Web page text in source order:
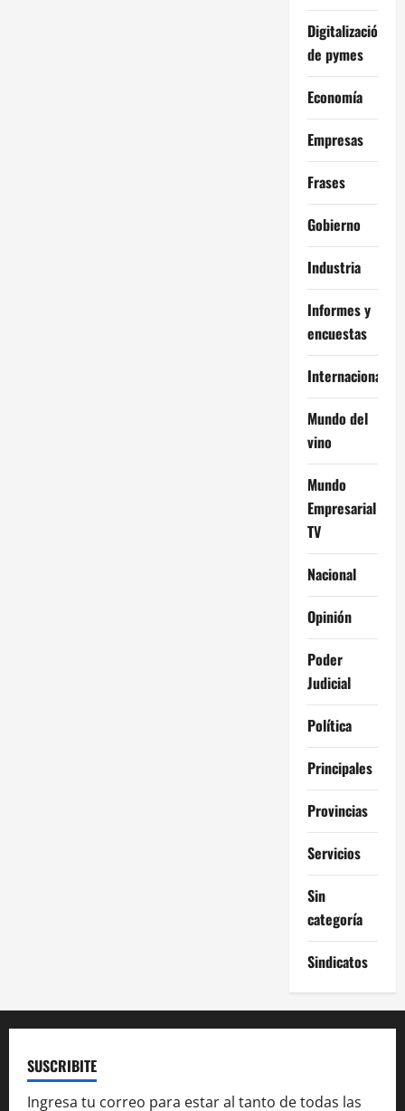
Digitalización
de pymes
Economía
Empresas
Frases
Gobierno
Industria
Informes y
encuestas
Internacional
Mundo del
vino
Mundo
Empresarial
TV
Nacional
Opinión
Poder
Judicial
Política
Principales
Provincias
Servicios
Sin
categoría
Sindicatos
SUSCRIBITE
Ingresa tu correo para estar al tanto de todas las